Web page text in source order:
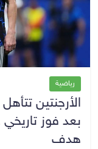
رياضية
بعد فوز
هدف